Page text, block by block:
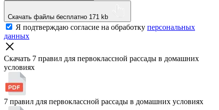
Скачать файлы бесплатно 171 kb
Я подтверждаю согласие на обработку персональных
данных
Скачать 7 правил для первоклассной рассады в домашних
условиях
7 правил для первоклассной рассады в домашних условиях